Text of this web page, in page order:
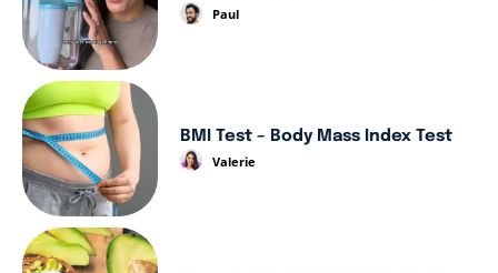
Paul
BMI Test – Body Mass Index Test
Valerie